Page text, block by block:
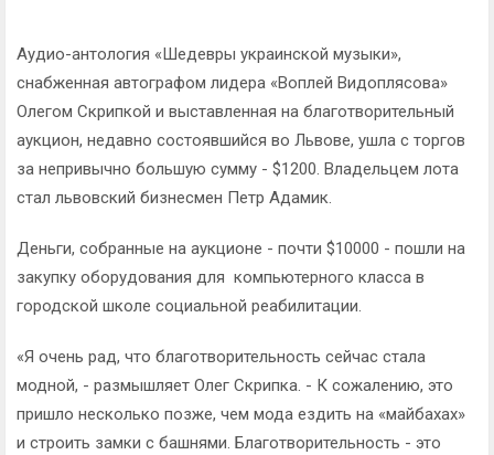
Аудио-антология «Шедевры украинской музыки»,
снабженная автографом лидера «Воплей Видоплясова»
Олегом Скрипкой и выставленная на благотворительный
аукцион, недавно состоявшийся во Львове, ушла с торгов
за непривычно большую сумму - $1200. Владельцем лота
стал львовский бизнесмен Петр Адамик.
Деньги, собранные на аукционе - почти $10000 - пошли на
закупку оборудования для компьютерного класса в
городской школе социальной реабилитации.
«Я очень рад, что благотворительность сейчас стала
модной, - размышляет Олег Скрипка. - К сожалению, это
пришло несколько позже, чем мода ездить на «майбахах»
и строить замки с башнями. Благотворительность - это